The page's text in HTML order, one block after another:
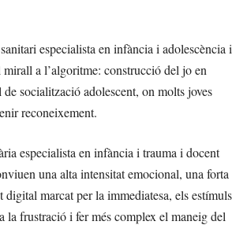
especialista en infància i adolescència i
a l’algoritme: construcció del jo en
socialització adolescent, on molts joves
reconeixement.
especialista en infància i trauma i docent
una alta intensitat emocional, una forta
marcat per la immediatesa, els estímuls
frustració i fer més complex el maneig del